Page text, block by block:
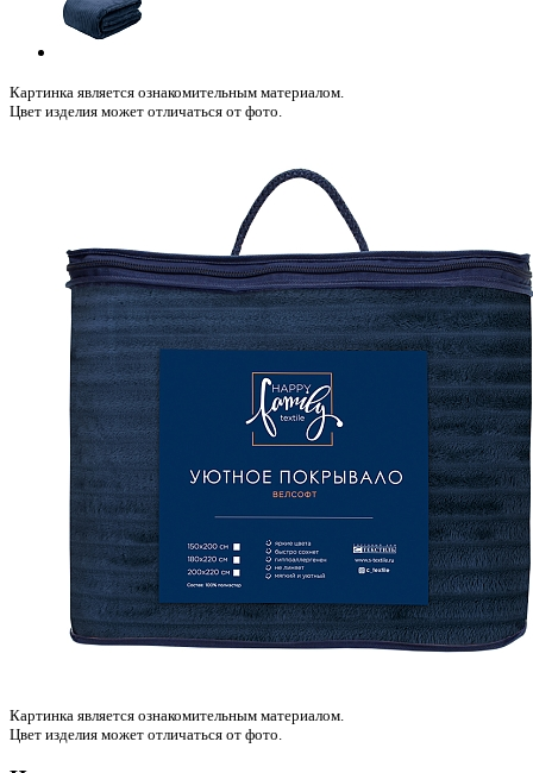
Картинка является ознакомительным материалом.
Цвет изделия может отличаться от фото.
Картинка является ознакомительным материалом.
Цвет изделия может отличаться от фото.